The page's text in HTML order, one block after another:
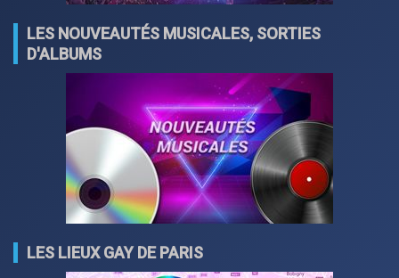
LES NOUVEAUTÉS MUSICALES, SORTIES
D'ALBUMS
LES LIEUX GAY DE PARIS